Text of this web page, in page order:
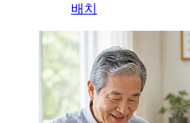
배치